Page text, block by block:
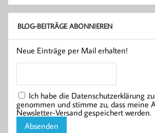
BLOG-BEITRÄGE ABONNIEREN
Neue Einträge per Mail erhalten!
Ich habe die Datenschutzerklärung
genommen und stimme zu, dass meine
Newsletter-Versand gespeichert werden.